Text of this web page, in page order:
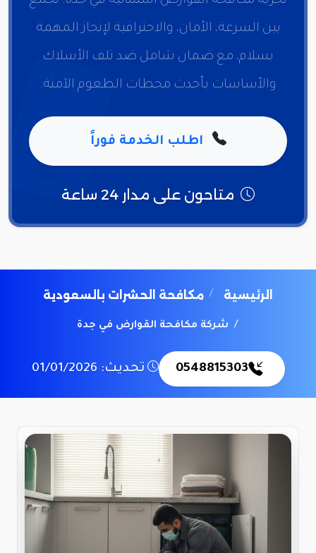
بين السرعة، الأمان، والاحترافية لإنجاز المهمة
بسلام، مع ضمان شامل ضد تلف الأسلاك
والأساسات بأحدث محطات الطعوم الآمنة.
اطلب الخدمة فوراً
متاحون على مدار 24 ساعة
الرئيسية مكافحة الحشرات بالسعودية
شركة مكافحة القوارض في جدة
0548815303 تحديث: 01/01/2026